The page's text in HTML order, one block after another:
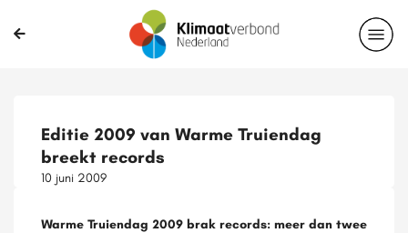
Editie 2009 van Warme Truiendag
breekt records
10 juni 2009
Warme Truiendag 2009 brak records: meer dan twee